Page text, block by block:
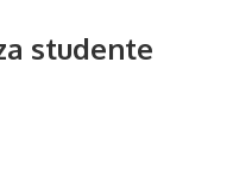
studente